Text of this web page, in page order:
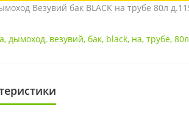
Везувий бак BLACK на трубе 80л
, дымоход, везувий, бак, black, на, трубе, 80л